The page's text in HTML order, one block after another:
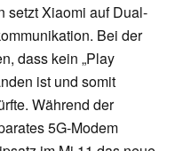
setzt Xiaomi auf Dual-
Bei der
dass kein „Play
ist und somit
Während der
5G-Modem